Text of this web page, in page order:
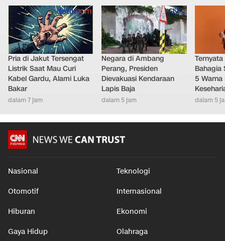
Pria di Jakut Tersengat
Listrik Saat Mau Curi
Kabel Gardu, Alami Luka
Bakar
dalam 7 jam
Negara di Ambang
Perang, Presiden
Dievakuasi Kendaraan
Lapis Baja
dalam 5 jam
Bahagia
5
dalam 5
Nasional Teknologi
Otomotif Internasional
Hiburan Ekonomi
Gaya Hidup Olahraga